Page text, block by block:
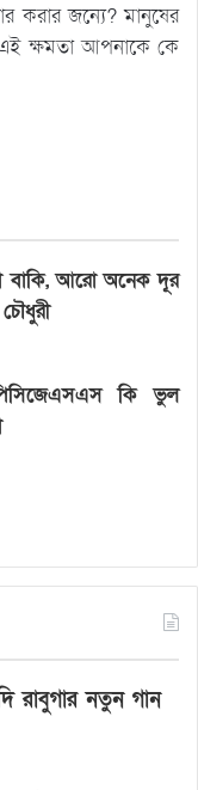
করার জন্যে? মানুষের
ক্ষমতা আপনাকে কে
বাকি, আরো অনেক দূর
কি ভুল
রাবুগার নতুন গান